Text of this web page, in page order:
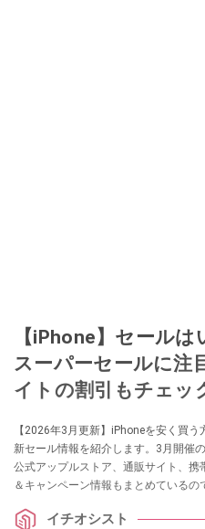
【iPhone】セール
スーパーセールに注
イトの割引もチェッ
【2026年3月更新】iPhoneを安く買
新セール情報を紹介します。3月開催
公式アップルストア、通販サイト、
＆キャンペーン情報もまとめているの
イチオシスト